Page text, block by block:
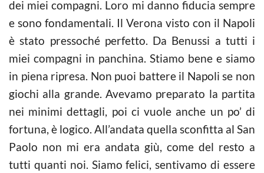
dei miei compagni. Loro mi danno fiducia sempre
e sono fondamentali. Il Verona visto con il Napoli
è stato pressoché perfetto. Da Benussi a tutti i
miei compagni in panchina. Stiamo bene e siamo
in piena ripresa. Non puoi battere il Napoli se non
giochi alla grande. Avevamo preparato la partita
nei minimi dettagli, poi ci vuole anche un po’ di
fortuna, è logico. All’andata quella sconfitta al San
Paolo non mi era andata giù, come del resto a
tutti quanti noi. Siamo felici, sentivamo di essere